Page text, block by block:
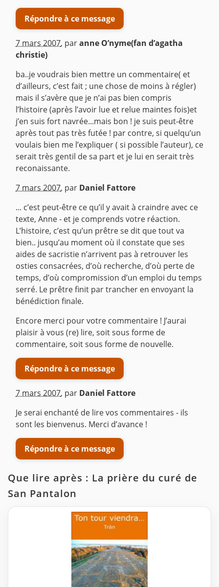
Répondre à ce message
7 mars 2007, paranne O’nyme(fan d’agatha
christie)
ba..je voudrais bien mettre un commentaire( et
d’ailleurs, c’est fait ; une chose de moins à régler)
mais il s’avère que je n’ai pas bien compris
l’histoire (après l’avoir lue et relue maintes fois)et
j’en suis fort navrée...mais bon ! je suis peut-être
après tout pas très futée ! par contre, si quelqu’un
voulais bien me l’expliquer ( si possible l’auteur), ce
serait très gentil de sa part et je lui en serait très
reconaissante.
^
7 mars 2007, par Daniel Fattore
... c’est peut-être ce qu’il y avait à craindre avec ce
texte, Anne - et je comprends votre réaction.
L’histoire, c’est qu’un prêtre se dit que tout va
bien.. jusqu’au moment où il constate que ses
aides de sacristie n’arrivent pas à retrouver les
osties consacrées, d’où recherche, d’où perte de
temps, d’où compromission d’un emploi du temps
serré. Le prêtre finit par trancher en envoyant la
bénédiction finale.
Encore merci pour votre commentaire ! J’aurai
plaisir à vous (re) lire, soit sous forme de
commentaire, soit sous forme de nouvelle.
Répondre à ce message
7 mars 2007, par Daniel Fattore
Je serai enchanté de lire vos commentaires - ils
sont les bienvenus. Merci d’avance !
Répondre à ce message
Que lire après : La prière du curé de
San Pantalon